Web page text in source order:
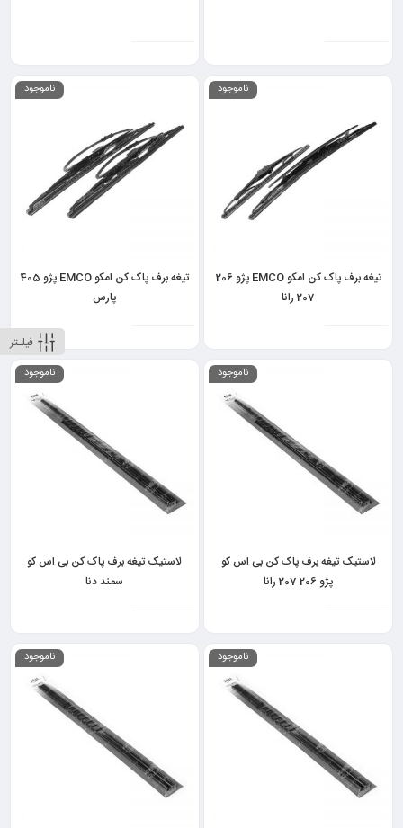
فیلـتر
ناموجود
تیغه برف پاک کن امکو EMCO پژو 206
207 رانا
ناموجود
تیغه برف پاک کن امکو EMCO پژو 405
پارس
ناموجود
لاستیک تیغه برف پاک کن بی اس کو
پژو 206 207 رانا
ناموجود
لاستیک تیغه برف پاک کن بی اس کو
سمند دنا
ناموجود ناموجود